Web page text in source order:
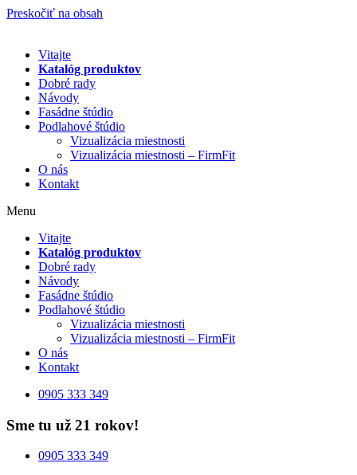
Preskočiť na obsah
Vitajte
Katalóg produktov
Dobré rady
Návody
Fasádne štúdio
Podlahové štúdio
Vizualizácia miestnosti
Vizualizácia miestnosti – FirmFit
O nás
Kontakt
Menu
Vitajte
Katalóg produktov
Dobré rady
Návody
Fasádne štúdio
Podlahové štúdio
Vizualizácia miestnosti
Vizualizácia miestnosti – FirmFit
O nás
Kontakt
0905 333 349
Sme tu už 21 rokov!
0905 333 349